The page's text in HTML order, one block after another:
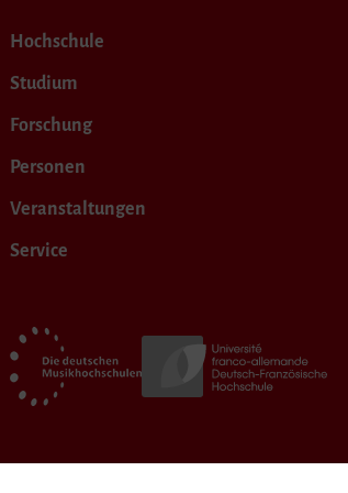
Hochschule
Studium
Forschung
Personen
Veranstaltungen
Service